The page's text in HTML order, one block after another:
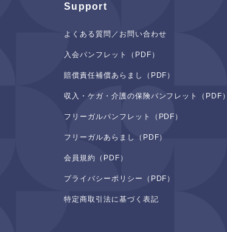
Support
よくある質問／お問い合わせ
入会パンフレット（PDF）
賠償責任補償あらまし（PDF）
収入・ケガ・介護の保険パンフレット（PDF）
フリーガルパンフレット（PDF）
フリーガルあらまし（PDF）
会員規約（PDF）
プライバシーポリシー（PDF）
特定商取引法に基づく表記